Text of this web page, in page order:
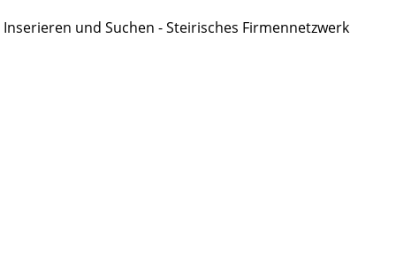
Inserieren und Suchen - Steirisches Firmennetzwerk